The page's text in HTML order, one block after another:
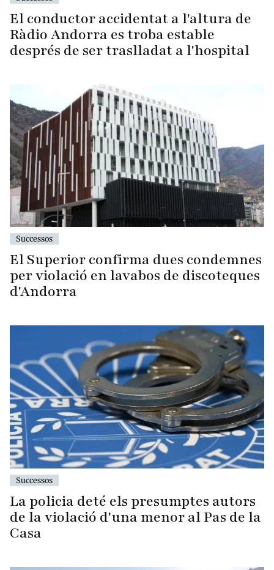
El conductor accidentat a l'altura de
Ràdio Andorra es troba estable
després de ser traslladat a l'hospital
Successos
El Superior confirma dues condemnes
per violació en lavabos de discoteques
d'Andorra
Successos
La policia deté els presumptes autors
de la violació d'una menor al Pas de la
Casa